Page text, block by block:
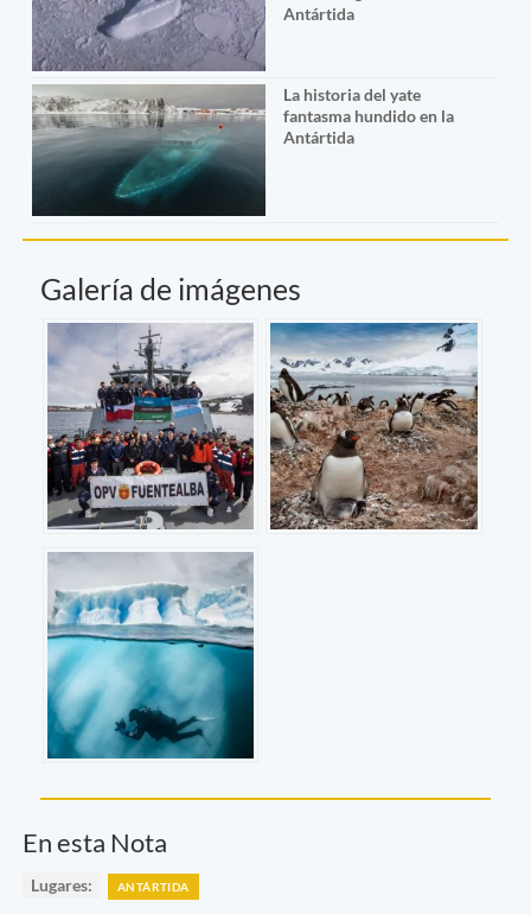
Antártida
La historia del yate
fantasma hundido en la
Antártida
Galería de imágenes
En esta Nota
Lugares: ANTÁRTIDA